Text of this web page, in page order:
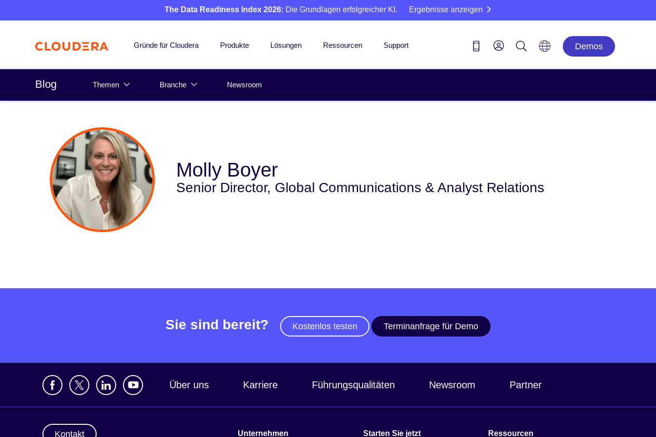
The Data Readiness Index 2026: Die Grundlagen erfolgreicher KI. Ergebnisse anzeigen
Gründe für Cloudera Produkte Lösungen Ressourcen Support Demos
Blog Themen Branche Newsroom
Molly Boyer
Senior Director, Global Communications & Analyst Relations
Sie sind bereit? Kostenlos testen Terminanfrage für Demo
Über uns Karriere Führungsqualitäten Newsroom Partner
Kontakt Unternehmen Starten Sie jetzt Ressourcen